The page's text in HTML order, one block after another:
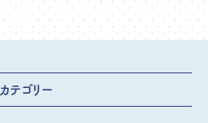
カテゴリー